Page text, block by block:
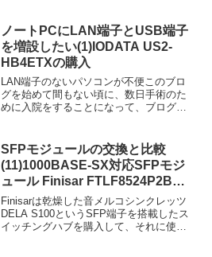
ノートPCにLAN端子とUSB端子
を増設したい(1)IODATA US2-
HB4ETXの購入
LAN端子のないパソコンが不便このブロ
グを始めて間もない頃に、数日手術のた
めに入院をすることになって、ブログの
F12N/K」というネ...
SFPモジュールの交換と比較
(11)1000BASE-SX対応SFPモジ
ュール Finisar FTLF8524P2BNV
の試聴
Finisarは乾燥した音メルコシンクレッツ
DELA S100というSFP端子を搭載したス
イッチングハブを購入して、それに使う